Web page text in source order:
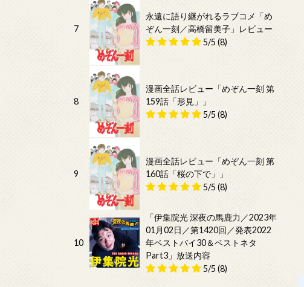
7
永遠に語り継がれるラブコメ「め
ぞん一刻／高橋留美子」レビュー
5/5 (8)
8
漫画全話レビュー「めぞん一刻 第
159話「形見」」
5/5 (8)
9
漫画全話レビュー「めぞん一刻 第
160話「桜の下で」」
5/5 (8)
10
「伊集院光 深夜の馬鹿力／2023年
01月02日／第1420回／発表2022
年ベストバイ30＆ベストネタ
Part3」放送内容
5/5 (8)